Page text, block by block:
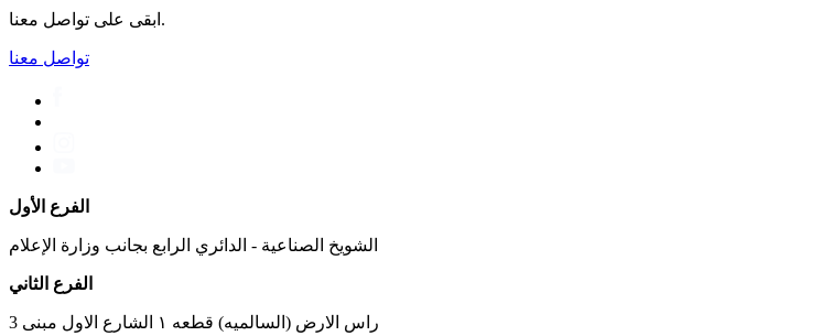
ابقى على تواصل معنا.
تواصل معنا
الفرع الأول
الشويخ الصناعية - الدائري الرابع بجانب وزارة الإعلام
الفرع الثاني
راس الارض (السالميه) قطعه ١ الشارع الاول مبنى 3